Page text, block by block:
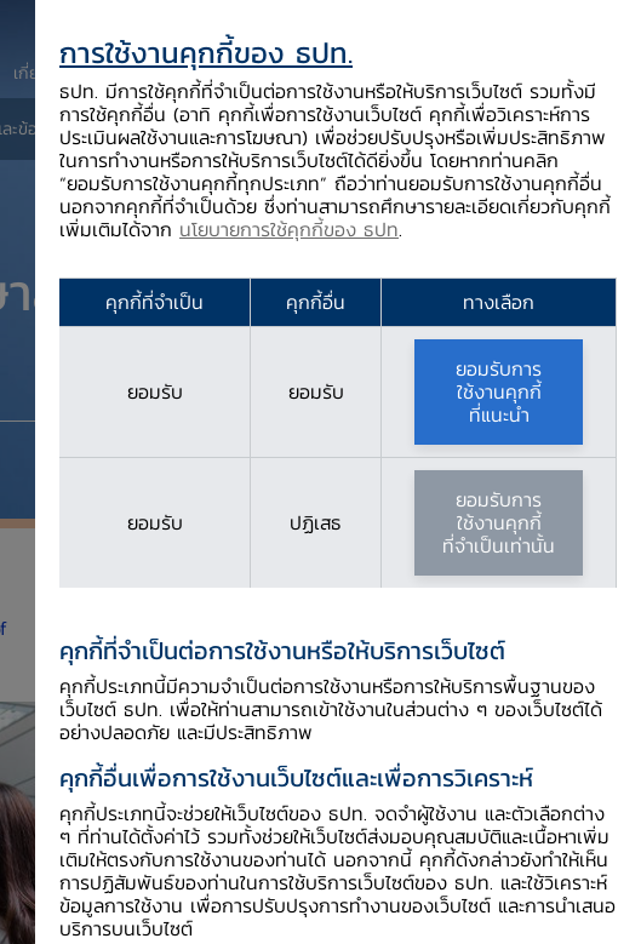
ะข้อมูลเผยแพร่ บริการจาก ธปท. นวัตกรรมภาคการเงิน สตางค์ Story
เกี่ยวกับ ธปท. ติดต่อเรา ช่วยเหลือ / ร้องเรียน EN
สำคัญเพียงใด?
Download PDF
การใช้งานคุกกี้ของ ธปท.
ธปท. มีการใช้คุกกี้ที่จำเป็นต่อการใช้งานหรือให้บริการเว็บไซต์ รวมทั้งมี
การใช้คุกกี้อื่น (อาทิ คุกกี้เพื่อการใช้งานเว็บไซต์ คุกกี้เพื่อวิเคราะห์การ
ประเมินผลใช้งานและการโฆษณา) เพื่อช่วยปรับปรุงหรือเพิ่มประสิทธิภาพ
ในการทำงานหรือการให้บริการเว็บไซต์ได้ดียิ่งขึ้น โดยหากท่านคลิก
“ยอมรับการใช้งานคุกกี้ทุกประเภท” ถือว่าท่านยอมรับการใช้งานคุกกี้อื่น
นอกจากคุกกี้ที่จำเป็นด้วย ซึ่งท่านสามารถศึกษารายละเอียดเกี่ยวกับคุกกี้
เพิ่มเติมได้จาก นโยบายการใช้คุกกี้ของ ธปท.
คุกกี้ที่จำเป็น คุกกี้อื่น ทางเลือก
ยอมรับ ยอมรับ
ยอมรับการ
ใช้งานคุกกี้
ที่แนะนำ
ยอมรับ ปฏิเสธ
ยอมรับการ
ใช้งานคุกกี้
ที่จำเป็นเท่านั้น
คุกกี้ที่จำเป็นต่อการใช้งานหรือให้บริการเว็บไซต์
คุกกี้ประเภทนี้มีความจำเป็นต่อการใช้งานหรือการให้บริการพื้นฐานของ
เว็บไซต์ ธปท. เพื่อให้ท่านสามารถเข้าใช้งานในส่วนต่าง ๆ ของเว็บไซต์ได้
อย่างปลอดภัย และมีประสิทธิภาพ
คุกกี้อื่นเพื่อการใช้งานเว็บไซต์และเพื่อการวิเคราะห์
คุกกี้ประเภทนี้จะช่วยให้เว็บไซต์ของ ธปท. จดจำผู้ใช้งาน และตัวเลือกต่าง
ๆ ที่ท่านได้ตั้งค่าไว้ รวมทั้งช่วยให้เว็บไซต์ส่งมอบคุณสมบัติและเนื้อหาเพิ่ม
เติมให้ตรงกับการใช้งานของท่านได้ นอกจากนี้ คุกกี้ดังกล่าวยังทำให้เห็น
การปฏิสัมพันธ์ของท่านในการใช้บริการเว็บไซต์ของ ธปท. และใช้วิเคราะห์
ข้อมูลการใช้งาน เพื่อการปรับปรุงการทำงานของเว็บไซต์ และการนำเสนอ
บริการบนเว็บไซต์